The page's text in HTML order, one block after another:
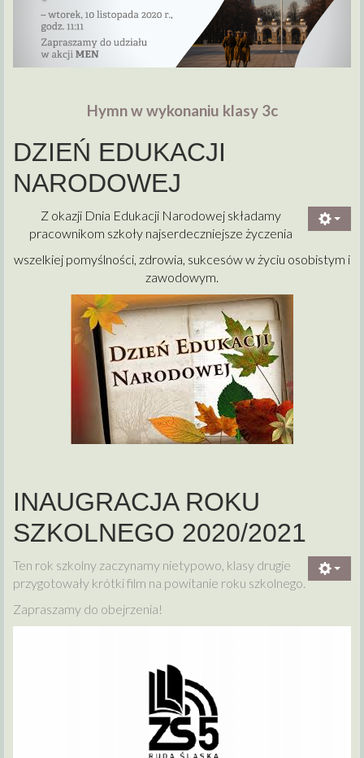
Hymn w wykonaniu klasy 3c
DZIEŃ EDUKACJI
NARODOWEJ
Z okazji Dnia Edukacji Narodowej składamy
pracownikom szkoły najserdeczniejsze życzenia
wszelkiej pomyślności, zdrowia, sukcesów w życiu osobistym i
zawodowym.
INAUGRACJA ROKU
SZKOLNEGO 2020/2021
Ten rok szkolny zaczynamy nietypowo, klasy drugie
przygotowały krótki film na powitanie roku szkolnego.
Zapraszamy do obejrzenia!